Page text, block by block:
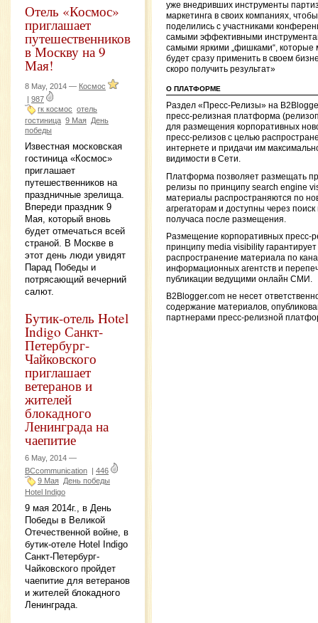
Отель «Космос»
приглашает
путешественников
в Москву на 9
Мая!
8 May, 2014 — Космос
| 987
гк космос отель
гостиница 9 Мая День
победы
Известная московская
гостиница «Космос»
приглашает
путешественников на
праздничные зрелища.
Впереди праздник 9
Мая, который вновь
будет отмечаться всей
страной. В Москве в
этот день люди увидят
Парад Победы и
потрясающий вечерний
салют.
Бутик-отель Hotel
Indigo Санкт-
Петербург-
Чайковского
приглашает
ветеранов и
жителей
блокадного
Ленинграда на
чаепитие
6 May, 2014 —
BCcommunication
446
9 Мая День победы
Hotel Indigo
9 мая 2014г., в День
Победы в Великой
Отечественной войне, в
бутик-отеле Hotel Indigo
Санкт-Петербург-
Чайковского пройдет
чаепитие для ветеранов
и жителей блокадного
Ленинграда.
уже внедривших инструменты
маркетинга в своих компаниях,
поделились с участниками
самыми эффективными
самыми яркими „фишками“, которые
будет сразу применить в своем
скоро получить результат»
О ПЛАТФОРМЕ
Раздел «Пресс-Релизы» на
пресс-релизная платформа
для размещения корпоративных
пресс-релизов с целью
интернете и придачи им
видимости в Сети.
Платформа позволяет размещать
релизы по принципу search engine
материалы распространяются по
агрегаторам и доступны через поиск
получаса после размещения.
Размещение корпоративных пресс-
принципу media visibility гарантирует
распространение материала по
информационных агентств и
публикации ведущими онлайн СМИ.
B2Blogger.com не несет
содержание материалов,
партнерами пресс-релизной